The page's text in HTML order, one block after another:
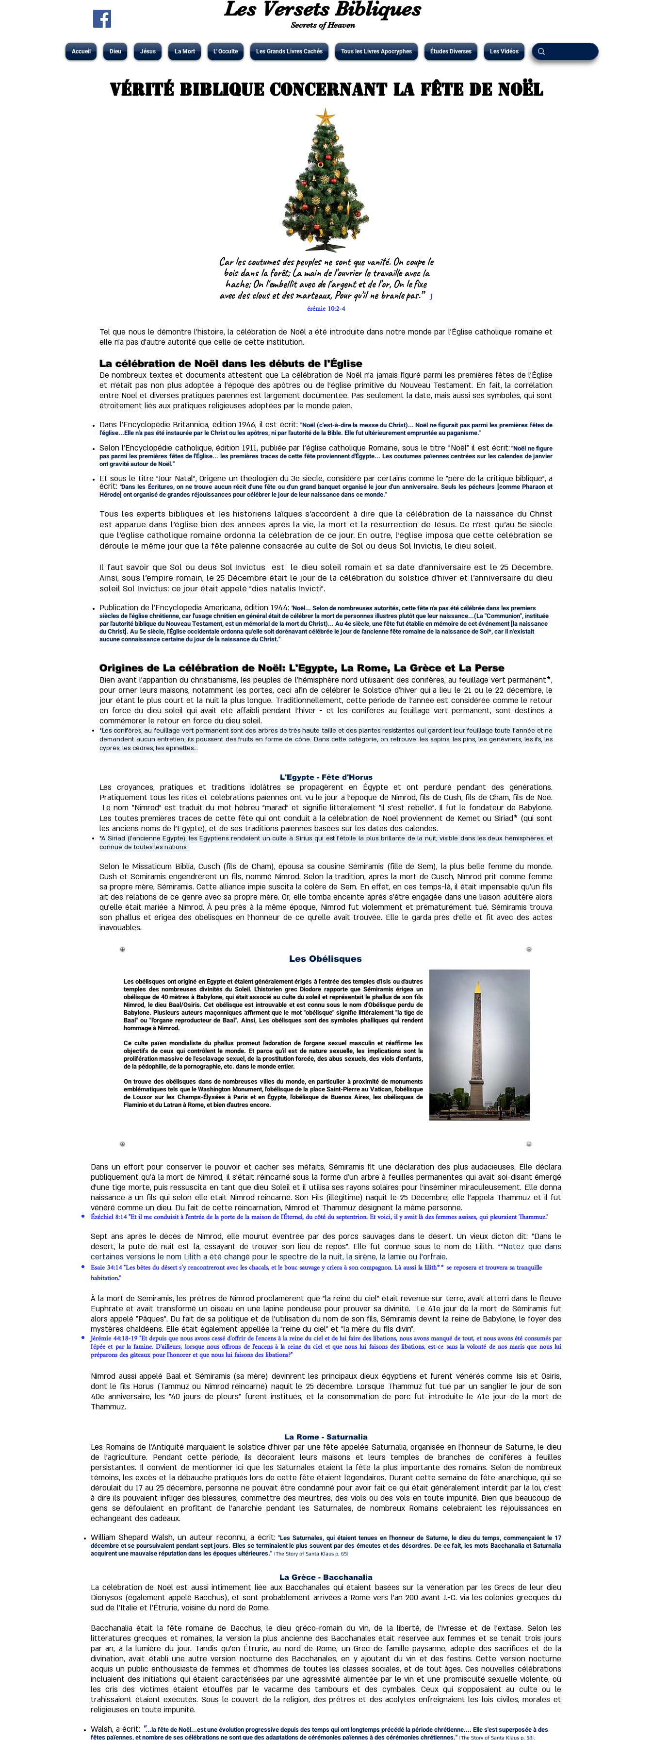
Les Versets Bibliques
Secrets of Heaven
Accueil Dieu Jésus La Mort L' Occulte Les Grands Livres Cachés Tous les Livres Apocryphes Études Diverses Les Vidéos
Vérité biblique concernant la Fête de Noël
Car les coutumes des peuples ne sont que vanité. On coupe le
bois dans la forêt; La main de l'ouvrier le travaille avec la
hache; On l'embellit avec de l'argent et de l'or, On le fixe
avec des clous et des marteaux, Pour qu'il ne branle pas.” J
érémie 10:2-4
Tel que nous le démontre l'histoire, la célébration de Noël a été introduite dans notre monde par l'Église catholique romaine et
elle n'a pas d'autre autorité que celle de cette institution.
La célébration de Noël dans les débuts de l'Église
De nombreux textes et documents attestent que La célébration de Noël n'a jamais figuré parmi les premières fêtes de l'Église
et n'était pas non plus adoptée à l'époque des apôtres ou de l'église primitive du Nouveau Testament. En fait, la corrélation
entre Noël et diverses pratiques païennes est largement documentée. Pas seulement la date, mais aussi ses symboles, qui sont
étroitement liés aux pratiques religieuses adoptées par le monde païen.
Dans l'Encyclopédie Britannica, édition 1946, il est écrit: "Noël (c'est-à-dire la messe du Christ)... Noël ne figurait pas parmi les premières fêtes de
l'église...Elle n'a pas été instaurée par le Christ ou les apôtres, ni par l'autorité de la Bible. Elle fut ultérieurement empruntée au paganisme."
Selon l'Encyclopédie catholique, édition 1911, publiée par l'église catholique Romaine, sous le titre "Noël" il est écrit:"Noël ne figure
pas parmi les premières fêtes de l'Église... les premières traces de cette fête proviennent d'Égypte... Les coutumes païennes centrées sur les calendes de janvier
ont gravité autour de Noël."
Et sous le titre "Jour Natal", Origène un théologien du 3e siècle, considéré par certains comme le "père de la critique biblique", a
écrit: "Dans les Écritures, on ne trouve aucun récit d'une fête ou d'un grand banquet organisé le jour d'un anniversaire. Seuls les pécheurs [comme Pharaon et
Hérode] ont organisé de grandes réjouissances pour célébrer le jour de leur naissance dans ce monde."
Tous les experts bibliques et les historiens laïques s'accordent à dire que la célébration de la naissance du Christ
est apparue dans l'église bien des années après la vie, la mort et la résurrection de Jésus. Ce n'est qu'au 5e siècle
que l'église catholique romaine ordonna la célébration de ce jour. En outre, l'église imposa que cette célébration se
déroule le même jour que la fête païenne consacrée au culte de Sol ou deus Sol Invictis, le dieu soleil.
Il faut savoir que Sol ou deus Sol Invictus est le dieu soleil romain et sa date d'anniversaire est le 25 Décembre.
Ainsi, sous l'empire romain, le 25 Décembre était le jour de la célébration du solstice d'hiver et l'anniversaire du dieu
soleil Sol Invictus: ce jour était appelé "dies natalis Invicti".
Publication de l'Encyclopedia Americana, édition 1944: "Noël... Selon de nombreuses autorités, cette fête n'a pas été célébrée dans les premiers
siècles de l'église chrétienne, car l'usage chrétien en général était de célébrer la mort de personnes illustres plutôt que leur naissance...(La "Communion", instituée
par l'autorité biblique du Nouveau Testament, est un mémorial de la mort du Christ)... Au 4e siècle, une fête fut établie en mémoire de cet événement [la naissance
du Christ]. Au 5e siècle, l'Église occidentale ordonna qu'elle soit dorénavant célébrée le jour de l'ancienne fête romaine de la naissance de Sol*, car il n'existait
aucune connaissance certaine du jour de la naissance du Christ."
Origines de La célébration de Noël: L'Egypte, La Rome, La Grèce et La Perse
Bien avant l'apparition du christianisme, les peuples de l'hémisphère nord utilisaient des conifères, au feuillage vert permanent*,
pour orner leurs maisons, notamment les portes, ceci afin de célébrer le Solstice d'hiver qui a lieu le 21 ou le 22 décembre, le
jour étant le plus court et la nuit la plus longue. Traditionnellement, cette période de l'année est considérée comme le retour
en force du dieu soleil qui avait été affaibli pendant l'hiver - et les conifères au feuillage vert permanent, sont destinés à
commémorer le retour en force du dieu soleil.
*Les conifères, au feuillage vert permanent sont des arbres de très haute taille et des plantes resistantes qui gardent leur feuillage toute l'année et ne
demandent aucun entretien, ils poussent des fruits en forme de cône. Dans cette catégorie, on retrouve: les sapins, les pins, les genévriers, les ifs, les
cyprès, les cèdres, les épinettes...
L'Egypte - Fête d'Horus
Les croyances, pratiques et traditions idolâtres se propagèrent en Égypte et ont perduré pendant des générations.
Pratiquement tous les rites et célébrations païennes ont vu le jour à l'époque de Nimrod, fils de Cush, fils de Cham, fils de Noé.
Le nom "Nimrod" est traduit du mot hébreu "marad" et signifie littéralement "il s'est rebellé". Il fut le fondateur de Babylone.
Les toutes premières traces de cette fête qui ont conduit à la célébration de Noël proviennent de Kemet ou Siriad* (qui sont
les anciens noms de l'Egypte), et de ses traditions païennes basées sur les dates des calendes.
*A Siriad (l'ancienne Egypte), les Egyptiens rendaient un culte à Sirius qui est l'étoile la plus brillante de la nuit, visible dans les deux hémisphères, et
connue de toutes les nations.
Selon le Missaticum Biblia, Cusch (fils de Cham), épousa sa cousine Sémiramis (fille de Sem), la plus belle femme du monde.
Cush et Sémiramis engendrèrent un fils, nommé Nimrod. Selon la tradition, après la mort de Cusch, Nimrod prit comme femme
sa propre mère, Sémiramis. Cette alliance impie suscita la colère de Sem. En effet, en ces temps-là, il était impensable qu'un fils
ait des relations de ce genre avec sa propre mère. Or, elle tomba enceinte après s'être engagée dans une liaison adultère alors
qu'elle était mariée à Nimrod. À peu près à la même époque, Nimrod fut violemment et prématurément tué. Sémiramis trouva
son phallus et érigea des obélisques en l'honneur de ce qu'elle avait trouvée. Elle le garda près d'elle et fit avec des actes
inavouables.
Les Obélisques
Les obélisques ont originé en Egypte et étaient généralement érigés à l'entrée des temples d'Isis ou d'autres
temples des nombreuses divinités du Soleil. L'historien grec Diodore rapporte que Sémiramis érigea un
obélisque de 40 mètres à Babylone, qui était associé au culte du soleil et représentait le phallus de son fils
Nimrod, le dieu Baal/Osiris. Cet obélisque est introuvable et est connu sous le nom d'Obélisque perdu de
Babylone.Plusieurs auteurs maçonniques affirment que le mot "obélisque" signifie littéralement "la tige de
Baal" ou "l'organe reproducteur de Baal". Ainsi, Les obélisques sont des symboles phalliques qui rendent
hommage à Nimrod.
Ce culte païen mondialiste du phallus promeut l'adoration de l'organe sexuel masculin et réaffirme les
objectifs de ceux qui contrôlent le monde. Et parce qu'il est de nature sexuelle, les implications sont la
prolifération massive de l'esclavage sexuel, de la prostitution forcée, des abus sexuels, des viols d'enfants,
de la pédophilie, de la pornographie, etc. dans le monde entier.
On trouve des obélisques dans de nombreuses villes du monde, en particulier à proximité de monuments
emblématiques tels que le Washington Monument, l'obélisque de la place Saint-Pierre au Vatican, l'obélisque
de Louxor sur les Champs-Élysées à Paris et en Égypte, l'obélisque de Buenos Aires, les obélisques de
Flaminio et du Latran à Rome, et bien d'autres encore.
Dans un effort pour conserver le pouvoir et cacher ses méfaits, Sémiramis fit une déclaration des plus audacieuses. Elle déclara
publiquement qu’à la mort de Nimrod, il s'était réincarné sous la forme d'un arbre à feuilles permanentes qui avait soi-disant émergé
d'une tige morte, puis ressuscita en tant que dieu Soleil et il utilisa ses rayons solaires pour l'inséminer miraculeusement. Elle donna
naissance à un fils qui selon elle était Nimrod réincarné. Son Fils (illégitime) naquit le 25 Décembre; elle l'appela Thammuz et il fut
vénéré comme un dieu. Du fait de cette réincarnation, Nimrod et Thammuz désignent la même personne.
Ézéchiel 8:14 "Et il me conduisit à l'entrée de la porte de la maison de l'Éternel, du côté du septentrion. Etvoici, il y avait là des femmes assises, qui pleuraient Thammuz."
Sept ans après le décès de Nimrod, elle mourut éventrée par des porcs sauvages dans le désert. Un vieux dicton dit: "Dans le
désert, la pute de nuit est là, essayant de trouver son lieu de repos". Elle fut connue sous le nom de Lilith. **Notez que dans
certaines versions le nom Lilith a été changé pour le spectre de la nuit, la sirène, la lamie ou l’orfraie.
Esaie 34:14 "Les bêtes du désert s’y rencontreront avec les chacals, et le bouc sauvage y criera à son compagnon. Là aussi la lilith** se reposera et trouvera sa tranquille
habitation."
À la mort de Sémiramis, les prêtres de Nimrod proclamèrent que "la reine du ciel" était revenue sur terre, avait atterri dans le fleuve
Euphrate et avait transformé un oiseau en une lapine pondeuse pour prouver sa divinité. Le 41e jour de la mort de Sémiramis fut
alors appelé "Pâques". Du fait de sa politique et de l'utilisation du nom de son fils, Sémiramis devint la reine de Babylone, le foyer des
mystères chaldéens. Elle était également appellée la "reine du ciel" et "la mère du fils divin".
Jérémie 44:18-19 "Et depuis que nous avons cessé d'offrir de l'encens à la reine du ciel et de lui faire des libations, nous avons manqué de tout, et nous avons été consumés par
l'épée et par la famine. D'ailleurs, lorsque nous offrons de l'encens à la reine du ciel et que nous lui faisons des libations, est-ce sans la volonté de nos maris que nous lui
préparons des gâteaux pour l'honorer et que nous lui faisons des libations?"
Nimrod aussi appelé Baal et Sémiramis (sa mère) devinrent les principaux dieux égyptiens et furent vénérés comme Isis et Osiris,
dont le fils Horus (Tammuz ou Nimrod réincarné) naquit le 25 décembre. Lorsque Thammuz fut tué par un sanglier le jour de son
40e anniversaire, les "40 jours de pleurs" furent institués, et la consommation de porc fut introduite le 41e jour de la mort de
Thammuz.
La Rome - Saturnalia
Les Romains de l'Antiquité marquaient le solstice d'hiver par une fête appelée Saturnalia, organisée en l'honneur de Saturne, le dieu
de l'agriculture. Pendant cette période, ils décoraient leurs maisons et leurs temples de branches de conifères à feuilles
persistantes. Il convient de mentionner ici que les Saturnales étaient la fête la plus importante des romains. Selon de nombreux
témoins, les excès et la débauche pratiqués lors de cette fête étaient légendaires. Durant cette semaine de fête anarchique, qui se
déroulait du 17 au 25 décembre, personne ne pouvait être condamné pour avoir fait ce qui était généralement interdit par la loi, c'est
à dire ils pouvaient infliger des blessures, commettre des meurtres, des viols ou des vols en toute impunité. Bien que beaucoup de
gens se défoulaient en profitant de l'anarchie pendant les Saturnales, de nombreux Romains celebraient les réjouissances en
échangeant des cadeaux.
William Shepard Walsh, un auteur reconnu, a écrit: "Les Saturnales, qui étaient tenues en l'honneur de Saturne, le dieu du temps, commençaient le 17
décembre et se poursuivaient pendant sept jours. Elles se terminaient le plus souvent par des émeutes et des désordres. De ce fait, les mots Bacchanalia et Saturnalia
acquirent une mauvaise réputation dans les époques ultérieures." |The Story of Santa Klaus p. 65|
La Grèce - Bacchanalia
La célébration de Noël est aussi intimement liée aux Bacchanales qui étaient basées sur la vénération par les Grecs de leur dieu
Dionysos (également appelé Bacchus), et sont probablement arrivées à Rome vers l'an 200 avant J.-C. via les colonies grecques du
sud de l'Italie et l'Étrurie, voisine du nord de Rome.
Bacchanalia était la fête romaine de Bacchus, le dieu gréco-romain du vin, de la liberté, de l'ivresse et de l'extase. Selon les
littératures grecques et romaines, la version la plus ancienne des Bacchanales était réservée aux femmes et se tenait trois jours
par an, à la lumière du jour. Tandis qu'en Étrurie, au nord de Rome, un Grec de famille paysanne, adepte des sacrifices et de la
divination, avait établi une autre version nocturne des Bacchanales, en y ajoutant du vin et des festins. Cette version nocturne
acquis un public enthousiaste de femmes et d'hommes de toutes les classes sociales, et de tout âges. Ces nouvelles célébrations
incluaient des initiations qui étaient caractérisées par une agressivité alimentée par le vin et une promiscuité sexuelle violente, où
les cris des victimes étaient étouffés par le vacarme des tambours et des cymbales. Ceux qui s'opposaient au culte ou le
trahissaient étaient exécutés. Sous le couvert de la religion, des prêtres et des acolytes enfreignaient les lois civiles, morales et
religieuses en toute impunité.
Walsh, a écrit: "...la fête de Noël...est une évolution progressive depuis des temps qui ont longtemps précédé la période chrétienne.... Elle s'est superposée à des
fêtes païennes, et nombre de ses célébrations ne sont que des adaptations de cérémonies païennes à des cérémonies chrétiennes." |The Story of Santa Klaus p. 58|.